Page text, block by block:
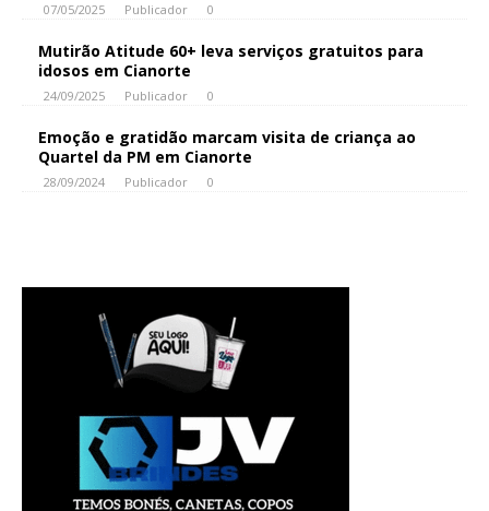
07/05/2025 Publicador 0
Mutirão Atitude 60+ leva serviços gratuitos para
idosos em Cianorte
24/09/2025 Publicador 0
Emoção e gratidão marcam visita de criança ao
Quartel da PM em Cianorte
28/09/2024 Publicador 0